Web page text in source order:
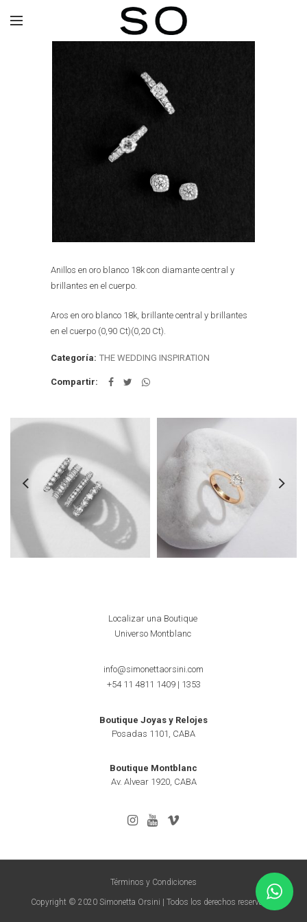
Anillos en oro blanco 18k con diamante central y
brillantes en el cuerpo.
Aros en oro blanco 18k, brillante central y brillantes
en el cuerpo (0,90 Ct)(0,20 Ct).
Categoría: THE WEDDING INSPIRATION
Compartir
Localizar una Boutique
Universo Montblanc
info@simonettaorsini.com
+54 11 4811 1409| 1353
Boutique Joyas y Relojes
Posadas 1101, CABA
Boutique Montblanc
Av. Alvear 1920, CABA
Términos y Condiciones
Copyright © 2020 Simonetta Orsini | Todos los derechos reservados